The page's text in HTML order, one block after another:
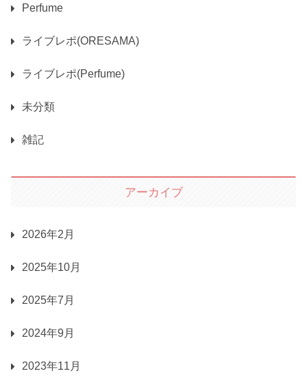
Perfume
ライブレポ(ORESAMA)
ライブレポ(Perfume)
未分類
雑記
アーカイブ
2026年2月
2025年10月
2025年7月
2024年9月
2023年11月